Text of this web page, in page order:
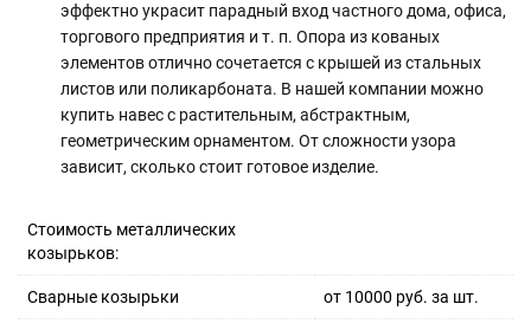
эффектно украсит парадный вход частного дома, офиса,
торгового предприятия и т. п. Опора из кованых
элементов отлично сочетается с крышей из стальных
листов или поликарбоната. В нашей компании можно
купить навес с растительным, абстрактным,
геометрическим орнаментом. От сложности узора
зависит, сколько стоит готовое изделие.
Стоимость металлических
козырьков:
Сварные козырьки от 10000 руб. за шт.